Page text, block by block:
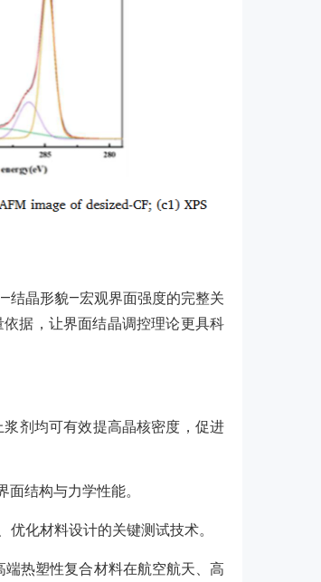
结晶形貌—宏观界面强度的完整关
据，让界面结晶调控理论更具科
剂均可有效提高晶核密度，促进
结构与力学性能。
化材料设计的关键测试技术。
热塑性复合材料在航空航天、高